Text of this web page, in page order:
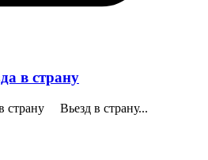
в страну
Вьезд в страну...